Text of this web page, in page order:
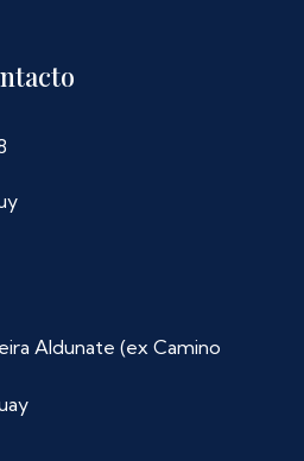
Aldunate (ex Camino